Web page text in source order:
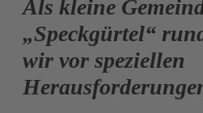
Als kleine
„Speckgürtel“
wir vor speziellen